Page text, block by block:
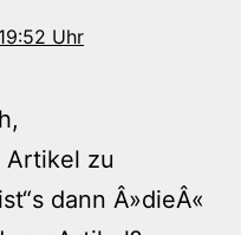
Uhr
Artikel zu
dann Â»dieÂ«